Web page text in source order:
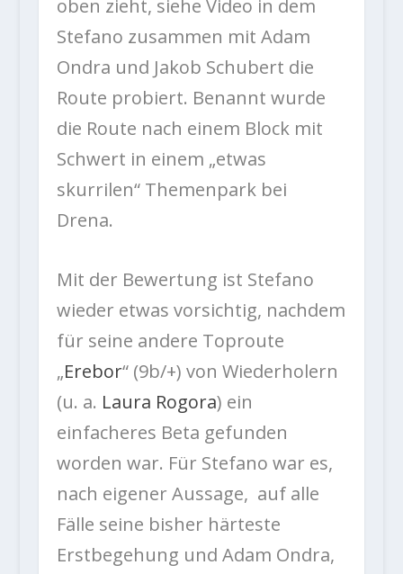
oben zieht, siehe Video in dem
Stefano zusammen mit Adam
Ondra und Jakob Schubert die
Route probiert. Benannt wurde
die Route nach einem Block mit
Schwert in einem „etwas
skurrilen“ Themenpark bei
Drena.
Mit der Bewertung ist Stefano
wieder etwas vorsichtig, nachdem
für seine andere Toproute
„Erebor“ (9b/+) von Wiederholern
(u. a. Laura Rogora) ein
einfacheres Beta gefunden
worden war. Für Stefano war es,
nach eigener Aussage, auf alle
Fälle seine bisher härteste
Erstbegehung und Adam Ondra,